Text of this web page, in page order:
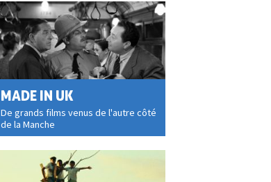
MADE IN UK
De grands films venus de l'autre côté
de la Manche